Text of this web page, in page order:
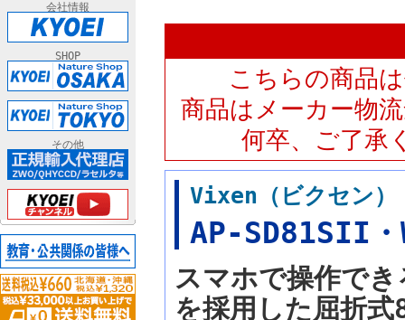
会社情報
SHOP
その他
こちらの商品
商品はメーカー物
何卒、ご了承
Vixen（ビクセン
AP-SD81SII・
スマホで操作で
を採用した屈折式